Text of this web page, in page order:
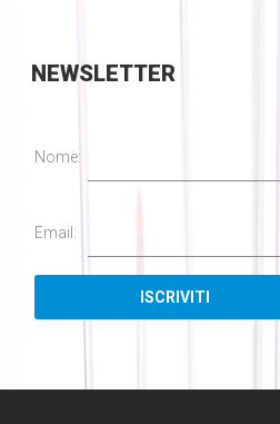
NEWSLETTER
Nome:
Email: